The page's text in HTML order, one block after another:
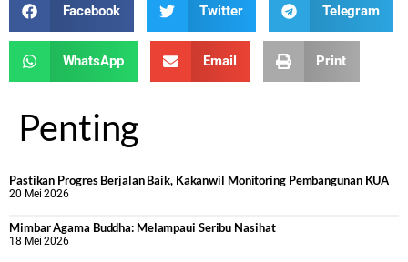
Facebook Twitter Telegram
WhatsApp Email Print
Penting
Pastikan Progres Berjalan Baik, Kakanwil Monitoring Pembangunan KUA
20 Mei 2026
Mimbar Agama Buddha: Melampaui Seribu Nasihat
18 Mei 2026